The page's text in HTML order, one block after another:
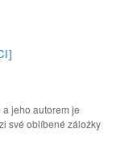
a jeho autorem je
své oblíbené záložky